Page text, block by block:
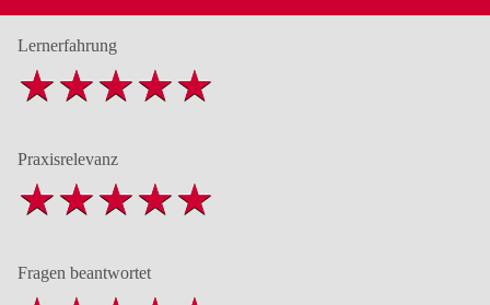
Lernerfahrung
Praxisrelevanz
Fragen beantwortet